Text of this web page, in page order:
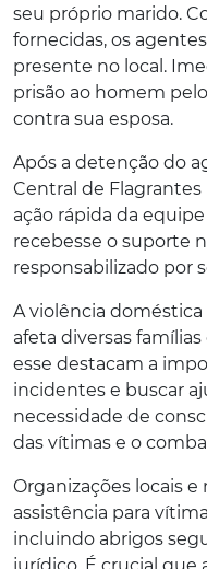
seu próprio marido.
fornecidas, os
presente no local.
prisão ao homem
contra sua esposa.
Após a detenção do
Central de
ação rápida da
recebesse o suporte
responsabilizado por
A violência
afeta diversas
esse destacam a
incidentes e buscar
necessidade de
das vítimas e o
Organizações locais
assistência para
incluindo abrigos